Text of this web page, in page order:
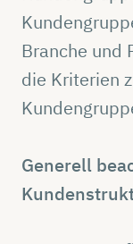
Branche und
die Kriterien
Generell